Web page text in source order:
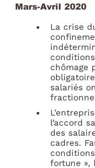
Mars-Avril 2020
La crise
chômage
obligatoire
salariés
l’accord
des
cadres.
fortune »,